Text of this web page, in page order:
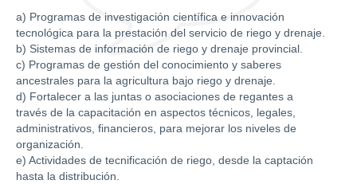
a) Programas de investigación científica e innovación
tecnológica para la prestación del servicio de riego y drenaje.
b) Sistemas de información de riego y drenaje provincial.
c) Programas de gestión del conocimiento y saberes
ancestrales para la agricultura bajo riego y drenaje.
d) Fortalecer a las juntas o asociaciones de regantes a
través de la capacitación en aspectos técnicos, legales,
administrativos, financieros, para mejorar los niveles de
organización.
e) Actividades de tecnificación de riego, desde la captación
hasta la distribución.